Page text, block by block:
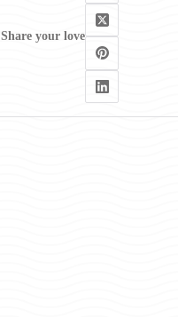
Share your love